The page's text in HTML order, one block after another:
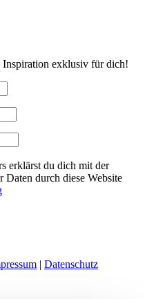
Inspiration exklusiv für dich!
erklärst du dich mit der
Daten durch diese Website
| Datenschutz